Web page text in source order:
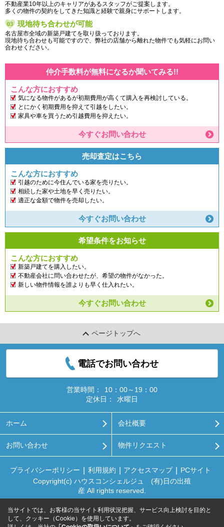
不動産業10年以上のキャリアがあるスタッフがご提案します。
多くの物件の契約をしてきた知識と経験で親身にサポートします。
現地待ち合わせが可能
名古屋市全域の新築戸建てを取り扱っております。
現地待ち合わせも可能ですので、弊社の店舗から離れた物件でも気軽にお問い
合わせください。
仲介手数料が無料になるか聞いてみる!!
こんな方におすすめ
気になる物件があるが初期費用が高くて購入を再検討している。
とにかく初期費用を抑えて引越をしたい。
家具や車を買うため引越費用を抑えたい。
今すぐお問い合わせ
売却査定はこちら
こんな方におすすめ
引越のために今住んでいる家を売りたい。
相続した家や土地を早く売りたい。
適正な金額で物件を売却したい。
今すぐお問い合わせ
希望条件をお知らせ
こんな方におすすめ
新築戸建てを購入したい。
不動産会社に問い合わせたが、希望の物件がなかった。
新しい物件情報を誰よりも早く仕入れたい。
今すぐお問い合わせ
ページトップへ
電話でお問い合わせ
営業時間：
10：00～19：00
定休日：
水曜日
ホーム 会社概要
お問い合わせ 物件リクエスト
プライバシーポリシー 利用規約 アクセスマップ
PCサイト
Copyright(c) ハウスコンシェルジュ (有)日の出殖
産 All rights reserved.
当サイトでは、お客様の当サイト利用状況把握、サービス向上検討を目的と
して、クッキー（Cookie）を使用しています。